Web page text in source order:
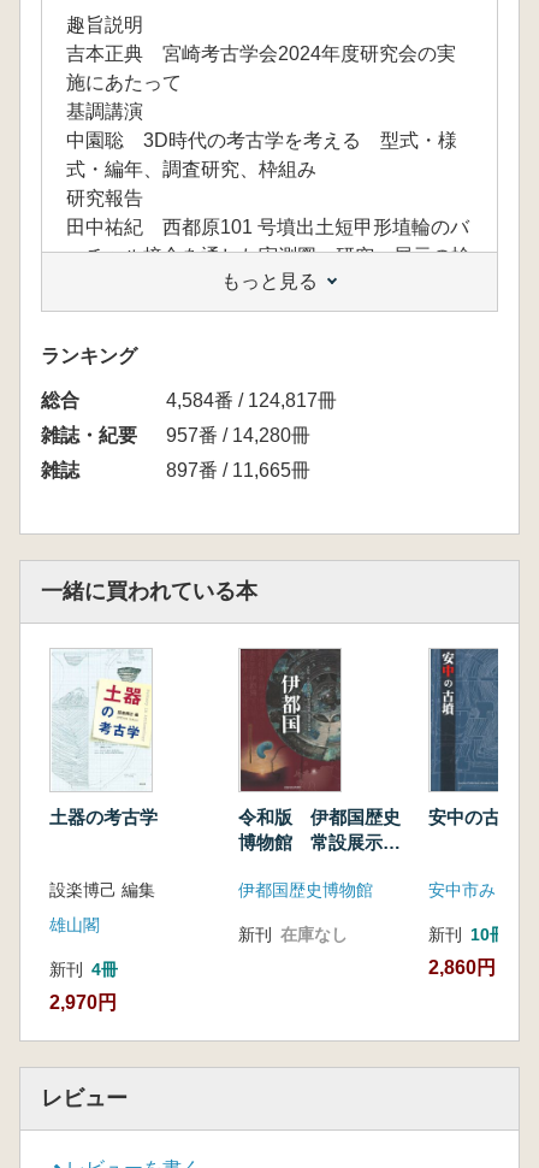
趣旨説明
吉本正典 宮崎考古学会2024年度研究会の実
施にあたって
基調講演
中園聡 3D時代の考古学を考える 型式・様
式・編年、調査研究、枠組み
研究報告
田中祐紀 西都原101 号墳出土短甲形埴輪のバ
ーチャル接合を通した実測図・研究・展示の検
平川ひろみ・太郎良真妃 土器様式研究と3D
技術 九州弥生時代中期の様式差の検出例と民
族誌資料
河野裕次 実測図の限界と3D モデルの可能
性 近畿第Ⅴ様式系土器を中心に
論 文
もっと見る
ランキング
総合
4,584番 / 124,817冊
雑誌・紀要
957番 / 14,280冊
雑誌
897番 / 11,665冊
一緒に買われている本
土器の考古学
設楽博己 編集
雄山閣
新刊 4冊
2,970円
令和版 伊都国歴史
博物館 常設展示図
伊都国歴史博物館
新刊 在庫なし
安中の古墳
新刊 10冊以上
2,860円
レビュー